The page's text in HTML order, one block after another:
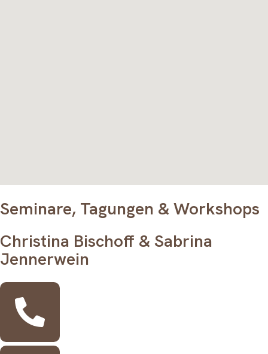
Seminare, Tagungen & Workshops
Christina Bischoff & Sabrina
Jennerwein